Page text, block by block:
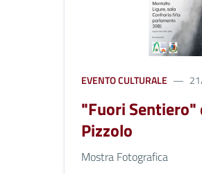
EVENTO CULTURALE
"Fuori
Pizzolo
Mostra Fotografica